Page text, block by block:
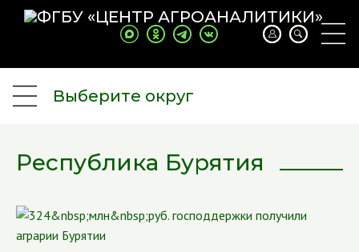
Выберите округ
Республика Бурятия